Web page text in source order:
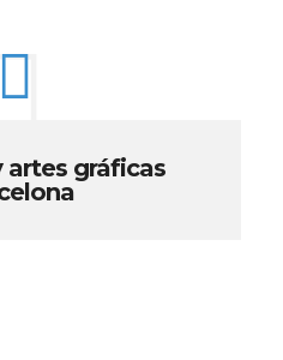
artes gráficas